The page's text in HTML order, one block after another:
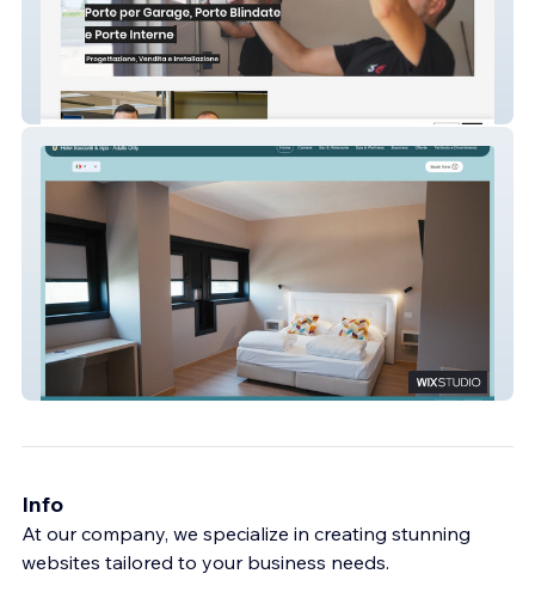
GSG PORTE VERONA
Hotel Saccardi
Info
At our company, we specialize in creating stunning
websites tailored to your business needs.